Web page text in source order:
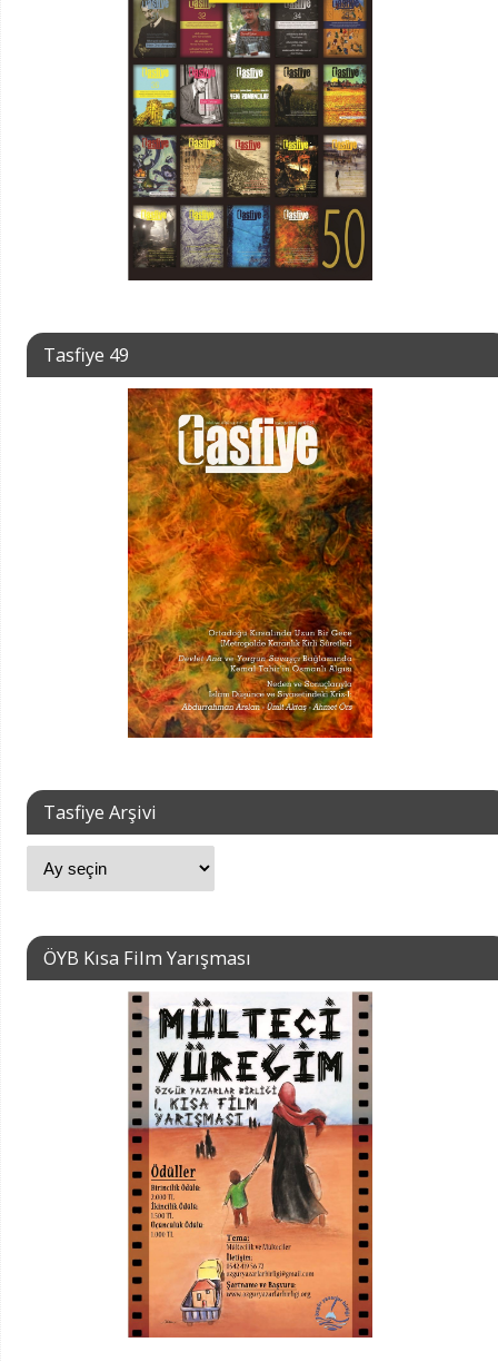
Tasfiye 49
Tasfiye Arşivi
ÖYB Kısa Film Yarışması